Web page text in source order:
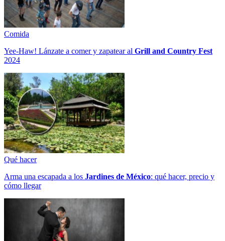
Comida
Yee-Haw! Lánzate a comer y zapatear al Grill and Country Fest
2024
Qué hacer
Arma una escapada a los Jardines de México: qué hacer, precio y
cómo llegar